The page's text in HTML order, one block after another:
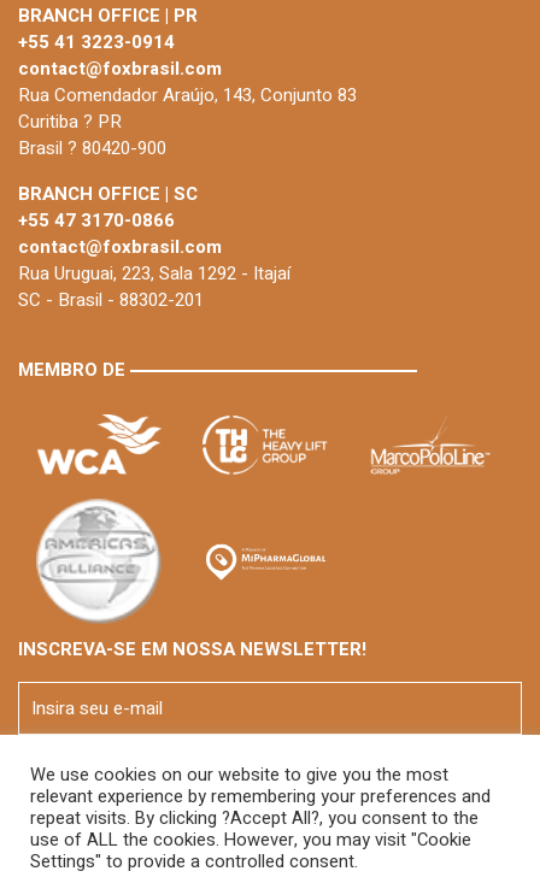
BRANCH OFFICE | PR
+55 41 3223-0914
contact@foxbrasil.com
Rua Comendador Araújo, 143, Conjunto 83
Curitiba ? PR
Brasil ? 80420-900
BRANCH OFFICE | SC
+55 47 3170-0866
contact@foxbrasil.com
Rua Uruguai, 223, Sala 1292 - Itajaí
SC - Brasil - 88302-201
MEMBRO DE
INSCREVA-SE EM NOSSA NEWSLETTER!
We use cookies on our website to give you the most
relevant experience by remembering your preferences and
repeat visits. By clicking ?Accept All?, you consent to the
use of ALL the cookies. However, you may visit "Cookie
Settings" to provide a controlled consent.